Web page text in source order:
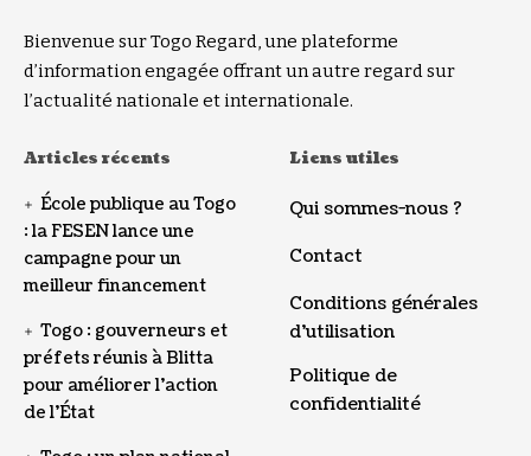
Bienvenue sur Togo Regard, une plateforme
d’information engagée offrant un autre regard sur
l’actualité nationale et internationale.
Articles récents
École publique au Togo
: la FESEN lance une
campagne pour un
meilleur financement
Togo : gouverneurs et
préfets réunis à Blitta
pour améliorer l’action
de l’État
Liens utiles
Qui sommes-nous ?
Contact
Conditions générales
d’utilisation
Politique de
confidentialité